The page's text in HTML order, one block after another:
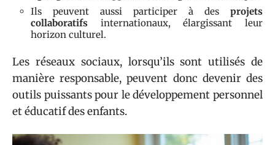
Ils peuvent aussi participer à des projets
collaboratifs internationaux, élargissant leur
horizon culturel.
Les réseaux sociaux, lorsqu’ils sont utilisés de
manière responsable, peuvent donc devenir des
outils puissants pour le développement personnel
et éducatif des enfants.